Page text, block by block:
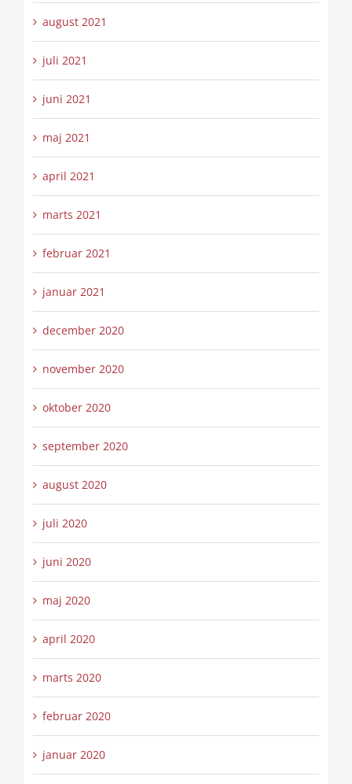
august 2021
juli 2021
juni 2021
maj 2021
april 2021
marts 2021
februar 2021
januar 2021
december 2020
november 2020
oktober 2020
september 2020
august 2020
juli 2020
juni 2020
maj 2020
april 2020
marts 2020
februar 2020
januar 2020